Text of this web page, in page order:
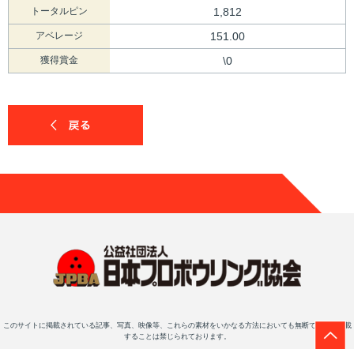
トータルピン 1,812
アベレージ 151.00
獲得賞金 \0
このサイトに掲載されている記事、写真、映像等、これらの素材をいかなる方法においても無断で複写・転載
することは禁じられております。